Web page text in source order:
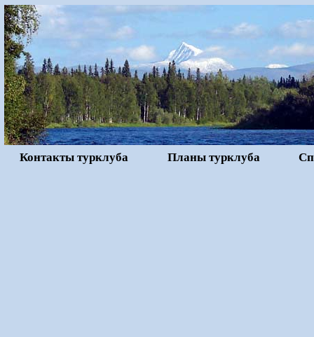
Контакты турклуба Планы турклуба